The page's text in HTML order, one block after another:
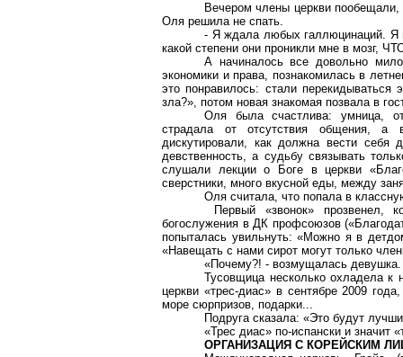
Вечером члены церкви
Оля решила не спать.
- Я ждала любых галлюцинаций. Я
какой степени они проникли мне в мозг,
А начиналось все довольно
экономики и права, познакомилась в
это понравилось: стали
зла?», потом новая знакомая позвала в
Оля была счастлива: умница,
страдала от отсутствия общения, а
дискутировали, как должна вести
девственность, а судьбу связывать
слушали лекции о Боге в церкви
сверстники, много вкусной еды, между
Оля считала, что попала в
Первый «звонок» прозвенел,
богослужения в ДК профсоюзов
попыталась увильнуть: «Можно я в
«Навещать с нами сирот могут только
«Почему?! - возмущалась
Тусовщица несколько охладела к
церкви «трес-диас» в сентябре 2009
море сюрпризов, подарки...
Подруга сказала: «Это будут
«Трес диас» по-испански и значит
ОРГАНИЗАЦИЯ С КОРЕЙСКИМ